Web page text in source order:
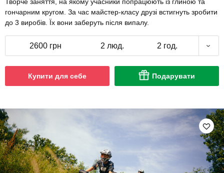
гончарним кругом. За час майстер-класу друзі встигнуть зробити
до 3 виробів. Їх вони заберуть після випалу.
2600 грн 2 люд. 2 год.
Купити для себе Подарувати